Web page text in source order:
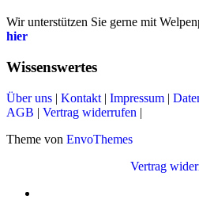
Wir unterstützen Sie gerne mit
hier
Wissenswertes
Über uns | Kontakt | Impressum |
AGB | Vertrag widerrufen |
Theme von EnvoThemes
Vertrag